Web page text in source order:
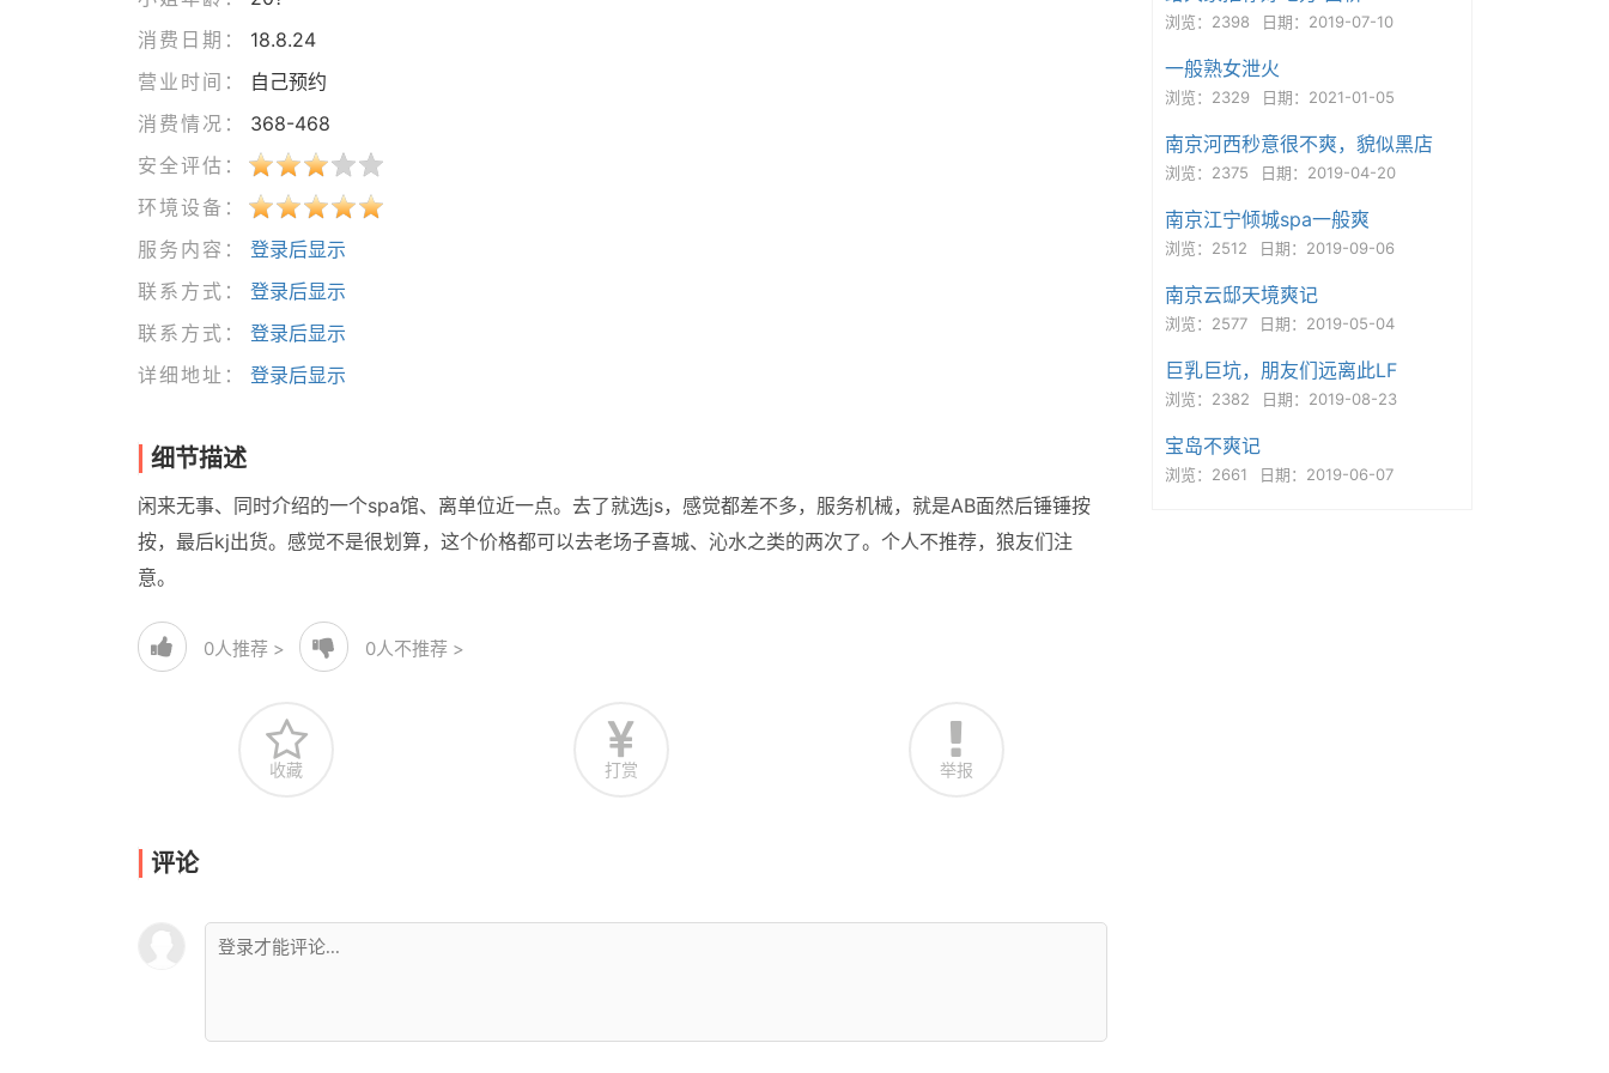
消费日期：
18.8.24
营业时间：
自己预约
消费情况：
368-468
安全评估：
环境设备：
服务内容：
登录后显示
联系方式：
登录后显示
联系方式：
登录后显示
详细地址：
登录后显示
细节描述
闲来无事、同时介绍的一个spa馆、离单位近一点。去了就选js，感觉都差不多，服务机械，就是AB面然后锤锤按
按，最后kj出货。感觉不是很划算，这个价格都可以去老场子喜城、沁水之类的两次了。个人不推荐，狼友们注
意。
0人推荐 > 0人不推荐 >
收藏 打赏 举报
评论
浏览：2398 日期：2019-07-10
一般熟女泄火
浏览：2329 日期：2021-01-05
南京河西秒意很不爽，貌似黑店
浏览：2375 日期：2019-04-20
南京江宁倾城spa一般爽
浏览：2512 日期：2019-09-06
南京云邸天境爽记
浏览：2577 日期：2019-05-04
巨乳巨坑，朋友们远离此LF
浏览：2382 日期：2019-08-23
宝岛不爽记
浏览：2661 日期：2019-06-07